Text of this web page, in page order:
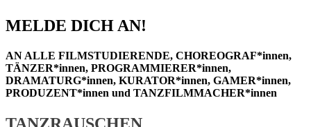
MELDE DICH AN!
AN ALLE FILMSTUDIERENDE, CHOREOGRAF*innen,
TÄNZER*innen, PROGRAMMIERER*innen,
DRAMATURG*innen, KURATOR*innen, GAMER*innen,
PRODUZENT*innen und TANZFILMMACHER*innen
TANZRAUSCHEN